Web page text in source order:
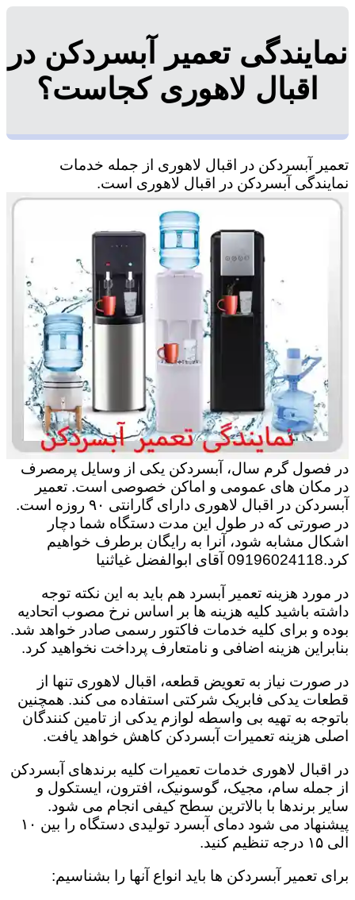
نمایندگی تعمیر آبسردکن در
اقبال لاهوری کجاست؟
تعمیر آبسردکن در اقبال لاهوری از جمله خدمات
نمایندگی آبسردکن در اقبال لاهوری است.
در فصول گرم سال، آبسردکن یکی از وسایل پرمصرف
در مکان های عمومی و اماکن خصوصی است. تعمیر
آبسردکن در اقبال لاهوری دارای گارانتی ۹۰ روزه است.
در صورتی که در طول این مدت دستگاه شما دچار
اشکال مشابه شود، آنرا به رایگان برطرف خواهیم
کرد.09196024118 آقای ابوالفضل غیاثنیا
در مورد هزینه تعمیر آبسرد هم باید به این نکته توجه
داشته باشید کلیه هزینه ها بر اساس نرخ مصوب اتحادیه
بوده و برای کلیه خدمات فاکتور رسمی صادر خواهد شد.
بنابراین هزینه اضافی و نامتعارف پرداخت نخواهید کرد.
در صورت نیاز به تعویض قطعه، اقبال لاهوری تنها از
قطعات یدکی فابریک شرکتی استفاده می کند. همچنین
باتوجه به تهیه بی واسطه لوازم یدکی از تامین کنندگان
اصلی هزینه تعمیرات آبسردکن کاهش خواهد یافت.
در اقبال لاهوری خدمات تعمیرات کلیه برندهای آبسردکن
از جمله سام، مجیک، گوسونیک، افترون، ایستکول و
سایر برندها با بالاترین سطح کیفی انجام می شود.
پیشنهاد می شود دمای آبسرد تولیدی دستگاه را بین ۱۰
الی ۱۵ درجه تنظیم کنید.
برای تعمیر آبسردکن ها باید انواع آنها را بشناسیم: